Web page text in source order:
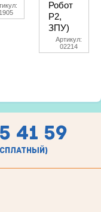
Робот
Р2,
ЗПУ)
Артикул:
02214
41 59